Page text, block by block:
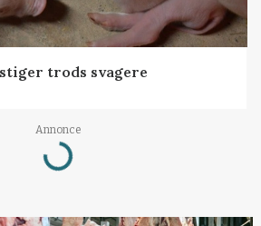
trods svagere
Annonce
Loading...